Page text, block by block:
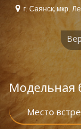
Перейтиг. Саянск, мкр.
Модельная
Место